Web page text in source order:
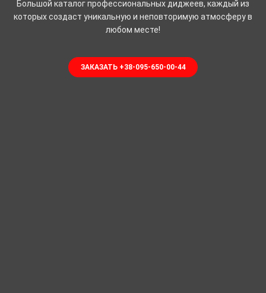
Большой каталог профессиональных диджеев, каждый из
которых создаст уникальную и неповторимую атмосферу в
любом месте!
ЗАКАЗАТЬ +38-095-650-00-44